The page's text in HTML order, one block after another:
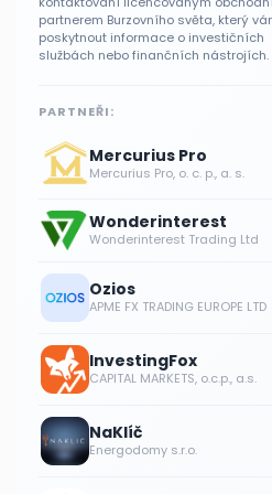
partnerem Burzovního světa, který
poskytnout informace o investičních
službách nebo finančních nástrojích.
PARTNEŘI:
Mercurius Pro
Mercurius Pro, o. c. p., a. s.
Wonderinterest
Wonderinterest Trading Ltd
Ozios
APME FX TRADING EUROPE LTD
InvestingFox
CAPITAL MARKETS, o.c.p., a.s.
NaKlíč
Energodomy s.r.o.